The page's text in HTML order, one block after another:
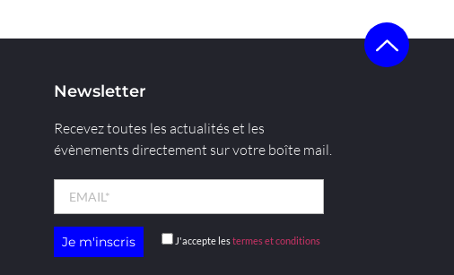
Newsletter
Recevez toutes les actualités et les
évènements directement sur votre boîte mail.
J'accepte lestermes et conditions